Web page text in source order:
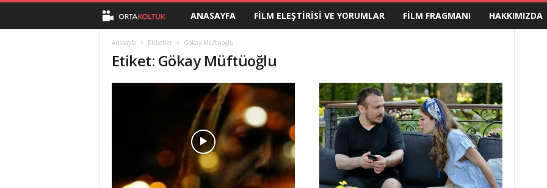
t
o
ANASAYFA FILM ELEŞTIRISI VE YORUMLAR FILM FRAGMANI HAKKIMIZDA
Anasayfa Etiketler Gökay Müftüoğlu
Etiket: Gökay Müftüoğlu